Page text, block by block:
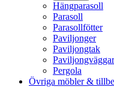
Hängparasoll
Parasoll
Parasollfötter
Paviljonger
Paviljongtak
Paviljongväggar
Pergola
Övriga möbler &